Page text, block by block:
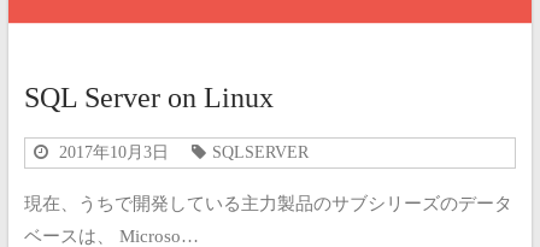
SQL Server on Linux
2017年10月3日 SQLSERVER
現在、うちで開発している主力製品のサブシリーズのデータ
ベースは、 Microso…